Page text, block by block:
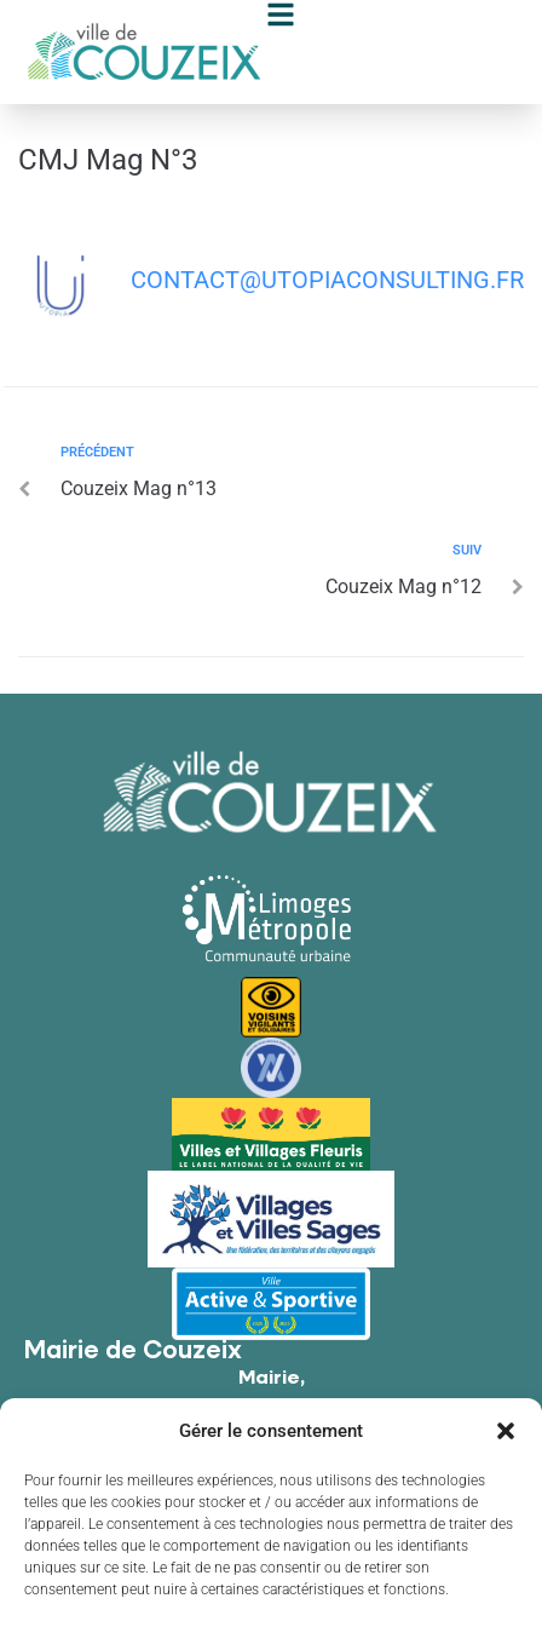
Gérer le consentement
Pour fournir les meilleures expériences, nous utilisons des technologies
telles que les cookies pour stocker et / ou accéder aux informations de
l’appareil. Le consentement à ces technologies nous permettra de traiter des
données telles que le comportement de navigation ou les identifiants
uniques sur ce site. Le fait de ne pas consentir ou de retirer son
consentement peut nuire à certaines caractéristiques et fonctions.
CMJ Mag N°3
CONTACT@UTOPIACONSULTING.FR
PRÉCÉDENT
Couzeix Mag n°13
SUIV
Couzeix Mag n°12
Mairie de Couzeix
Mairie,
87270 Couzeix
05 55 39 34 09
Contacter la mairie
Horaires d'ouverture
Lundide 8h30 à 12h00 et de 13h30 à 17h30
Mardi
de 8h30 à 12h00 et de 13h30 à 17h30